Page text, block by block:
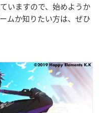
いますので、始めようか
ムか知りたい方は、ぜひ